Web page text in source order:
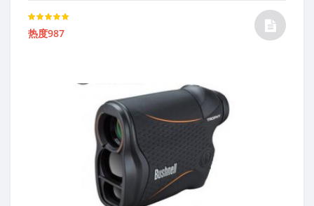
Rated
5.00out of 5
热度987